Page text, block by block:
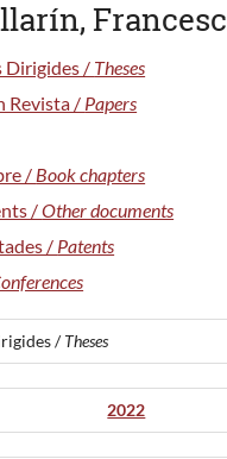
Francesc
Dirigides / Theses
Revista / Papers
/ Book chapters
/Other documents
/ Patents
/Theses
2022